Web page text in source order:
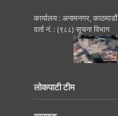
कार्यालय : अनामनगर, काठमाडाैं
दर्ता नं. : (९८८) सूचना विभाग
लोकपाटी टीम